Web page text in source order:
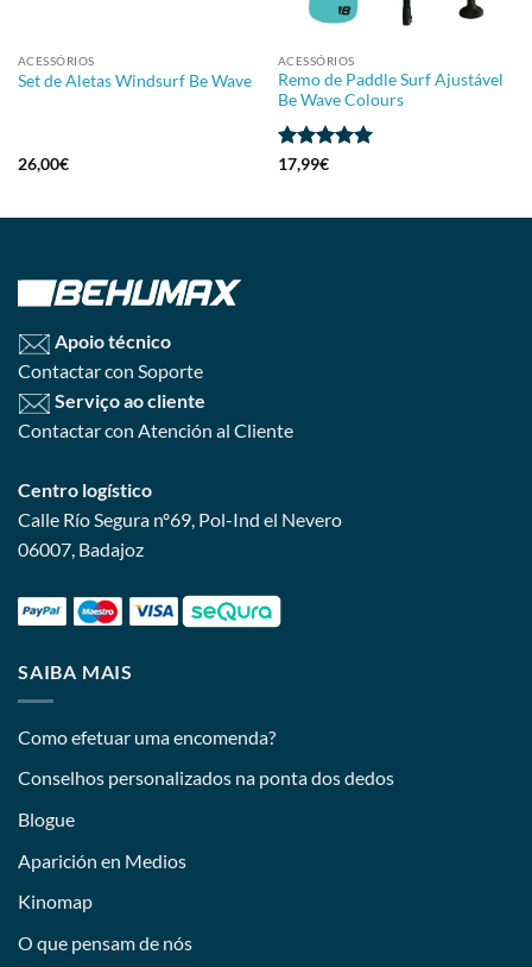
ACESSÓRIOS
Set de Aletas Windsurf Be Wave
26,00€
ACESSÓRIOS
Remo de Paddle Surf Ajustável
Be Wave Colours
Avaliação
17,99€
Apoio técnico
Contactar con Soporte
Serviço ao cliente
Contactar con Atención al Cliente
Centro logístico
Calle Río Segura nº69, Pol-Ind el Nevero
06007, Badajoz
SAIBA MAIS
Como efetuar uma encomenda?
Conselhos personalizados na ponta dos dedos
Blogue
Aparición en Medios
Kinomap
O que pensam de nós